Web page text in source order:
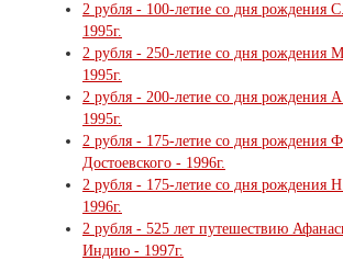
2 рубля - 100-летие со дня рождения
1995г.
2 рубля - 250-летие со дня рождения
1995г.
2 рубля - 200-летие со дня рождения
1995г.
2 рубля - 175-летие со дня рождения
Достоевского - 1996г.
2 рубля - 175-летие со дня рождения
1996г.
2 рубля - 525 лет путешествию
Индию - 1997г.